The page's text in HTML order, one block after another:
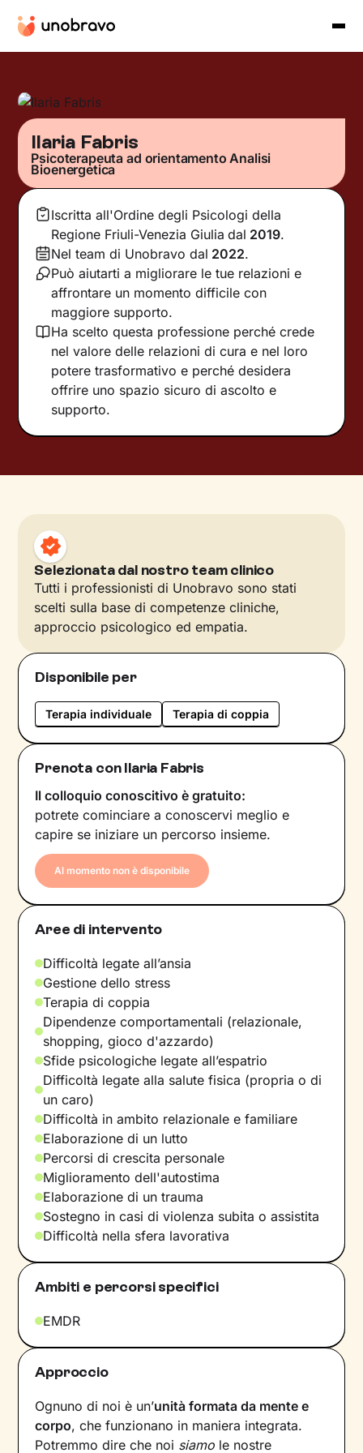
Ilaria Fabris
Psicoterapeuta ad orientamento Analisi
Bioenergetica
Iscritta all'Ordine degli Psicologi della
Regione Friuli-Venezia Giulia dal 2019.
Nel team di Unobravo dal 2022.
Può aiutarti a migliorare le tue relazioni e
affrontare un momento difficile con
maggiore supporto.
Ha scelto questa professione perché crede
nel valore delle relazioni di cura e nel loro
potere trasformativo e perché desidera
offrire uno spazio sicuro di ascolto e
supporto.
Selezionata dal nostro team clinico
Tutti i professionisti di Unobravo sono stati
scelti sulla base di competenze cliniche,
approccio psicologico ed empatia.
Disponibile per
Terapia individuale Terapia di coppia
Prenota con Ilaria Fabris
Il colloquio conoscitivo è gratuito:
potrete cominciare a conoscervi meglio e
capire se iniziare un percorso insieme.
Al momento non è disponibile
Aree di intervento
Difficoltà legate all’ansia
Gestione dello stress
Terapia di coppia
Dipendenze comportamentali (relazionale,
shopping, gioco d'azzardo)
Sfide psicologiche legate all’espatrio
Difficoltà legate alla salute fisica (propria o di
un caro)
Difficoltà in ambito relazionale e familiare
Elaborazione di un lutto
Percorsi di crescita personale
Miglioramento dell'autostima
Elaborazione di un trauma
Sostegno in casi di violenza subita o assistita
Difficoltà nella sfera lavorativa
Ambiti e percorsi specifici
EMDR
Approccio
Ognuno di noi è un’unità formata da mente e
corpo, che funzionano in maniera integrata.
Potremmo dire che noi siamo le nostre